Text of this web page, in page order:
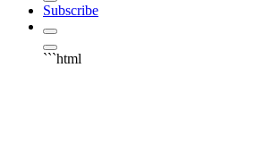
Subscribe
```html